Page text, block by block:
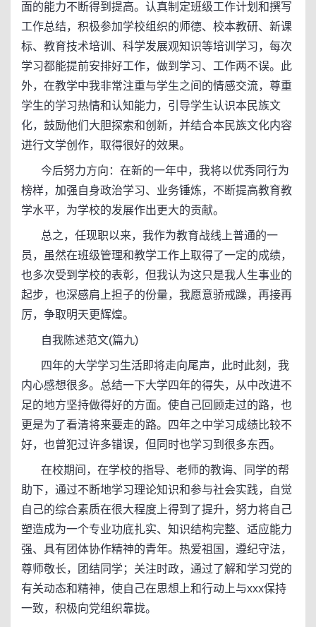
面的能力不断得到提高。认真制定班级工作计划和撰写
工作总结，积极参加学校组织的师德、校本教研、新课
标、教育技术培训、科学发展观知识等培训学习，每次
学习都能提前安排好工作，做到学习、工作两不误。此
外，在教学中我非常注重与学生之间的情感交流，尊重
学生的学习热情和认知能力，引导学生认识本民族文
化，鼓励他们大胆探索和创新，并结合本民族文化内容
进行文学创作，取得很好的效果。
今后努力方向：在新的一年中，我将以优秀同行为
榜样，加强自身政治学习、业务锤炼，不断提高教育教
学水平，为学校的发展作出更大的贡献。
总之，任现职以来，我作为教育战线上普通的一
员，虽然在班级管理和教学工作上取得了一定的成绩，
也多次受到学校的表彰，但我认为这只是我人生事业的
起步，也深感肩上担子的份量，我愿意骄戒躁，再接再
厉，争取明天更辉煌。
自我陈述范文(篇九)
四年的大学学习生活即将走向尾声，此时此刻，我
内心感想很多。总结一下大学四年的得失，从中改进不
足的地方坚持做得好的方面。使自己回顾走过的路，也
更是为了看清将来要走的路。四年之中学习成绩比较不
好，也曾犯过许多错误，但同时也学习到很多东西。
在校期间，在学校的指导、老师的教诲、同学的帮
助下，通过不断地学习理论知识和参与社会实践，自觉
自己的综合素质在很大程度上得到了提升，努力将自己
塑造成为一个专业功底扎实、知识结构完整、适应能力
强、具有团体协作精神的青年。热爱祖国，遵纪守法，
尊师敬长，团结同学；关注时政，通过了解和学习党的
有关动态和精神，使自己在思想上和行动上与xxx保持
一致，积极向党组织靠拢。